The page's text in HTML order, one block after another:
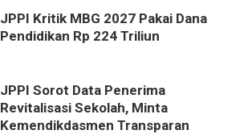
JPPI Kritik MBG 2027 Pakai Dana
Pendidikan Rp 224 Triliun
JPPI Sorot Data Penerima
Revitalisasi Sekolah, Minta
Kemendikdasmen Transparan